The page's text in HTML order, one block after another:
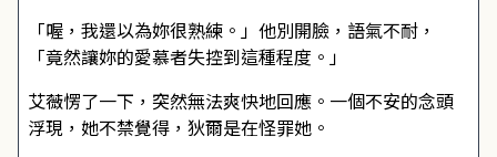
「喔，我還以為妳很熟練。」他別開臉，語氣不耐，
「竟然讓妳的愛慕者失控到這種程度。」
艾薇愣了一下，突然無法爽快地回應。一個不安的念頭
浮現，她不禁覺得，狄爾是在怪罪她。